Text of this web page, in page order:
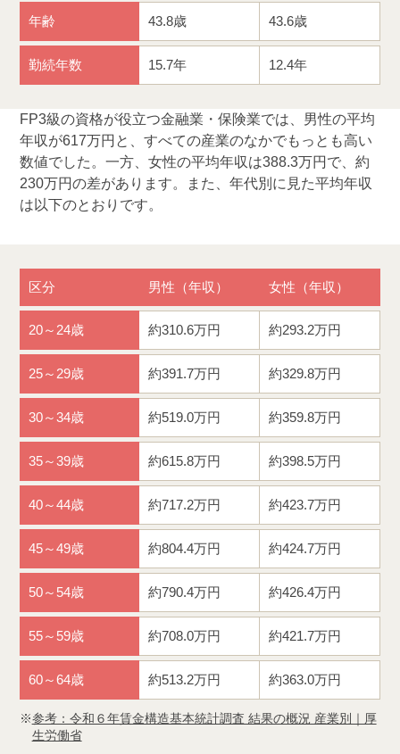
年齢 43.8歳 43.6歳
勤続年数 15.7年 12.4年
FP3級の資格が役立つ金融業・保険業では、男性の平均
年収が617万円と、すべての産業のなかでもっとも高い
数値でした。一方、女性の平均年収は388.3万円で、約
230万円の差があります。また、年代別に見た平均年収
は以下のとおりです。
区分 男性（年収） 女性（年収）
20～24歳 約310.6万円 約293.2万円
25～29歳 約391.7万円 約329.8万円
30～34歳 約519.0万円 約359.8万円
35～39歳 約615.8万円 約398.5万円
40～44歳 約717.2万円 約423.7万円
45～49歳 約804.4万円 約424.7万円
50～54歳 約790.4万円 約426.4万円
55～59歳 約708.0万円 約421.7万円
60～64歳 約513.2万円 約363.0万円
参考：令和６年賃金構造基本統計調査 結果の概況 産業別｜厚
生労働省